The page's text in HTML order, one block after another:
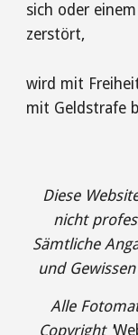
sich oder
zerstört,
wird mit
mit Geldstrafe
Diese
nicht
Sämtliche
und
Alle
Copyright '